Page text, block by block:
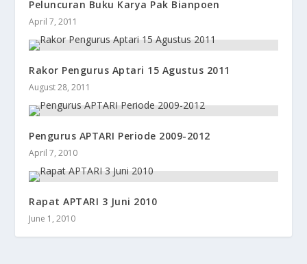
Peluncuran Buku Karya Pak Bianpoen
April 7, 2011
Rakor Pengurus Aptari 15 Agustus 2011
August 28, 2011
Pengurus APTARI Periode 2009-2012
April 7, 2010
Rapat APTARI 3 Juni 2010
June 1, 2010